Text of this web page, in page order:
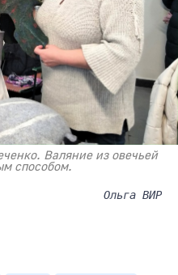
Валяние из овечьей
способом.
Ольга ВИР